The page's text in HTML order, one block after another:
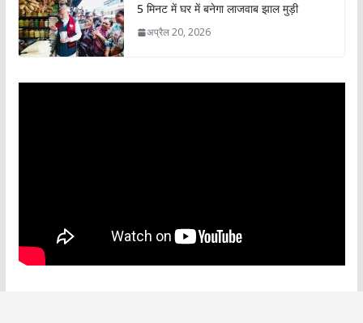
5 मिनट में घर में बनेगा लाजवाब झाल मुड़ी
अप्रैल 20, 2026